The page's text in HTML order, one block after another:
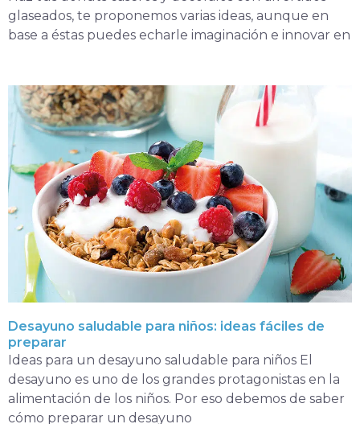
glaseados, te proponemos varias ideas, aunque en
base a éstas puedes echarle imaginación e innovar en
Desayuno saludable para niños: ideas fáciles de
preparar
Ideas para un desayuno saludable para niños El
desayuno es uno de los grandes protagonistas en la
alimentación de los niños. Por eso debemos de saber
cómo preparar un desayuno